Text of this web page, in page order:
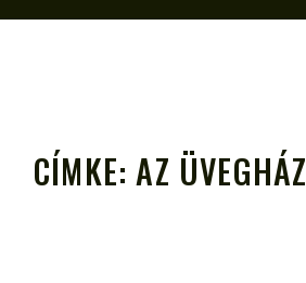
CÍMKE:AZ ÜVEGHÁZ